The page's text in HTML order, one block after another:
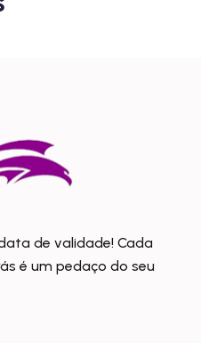
de validade! Cada
é um pedaço do seu